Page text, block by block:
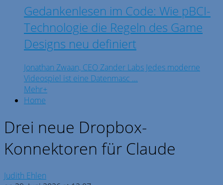
Gedankenlesen im Code: Wie pBCI-
Technologie die Regeln des Game
Designs neu definiert
Jonathan Zwaan, CEO Zander Labs Jedes moderne
Videospiel ist eine Datenmasc ...
Mehr+
Home
Drei neue Dropbox-
Konnektoren für Claude
Judith Ehlen